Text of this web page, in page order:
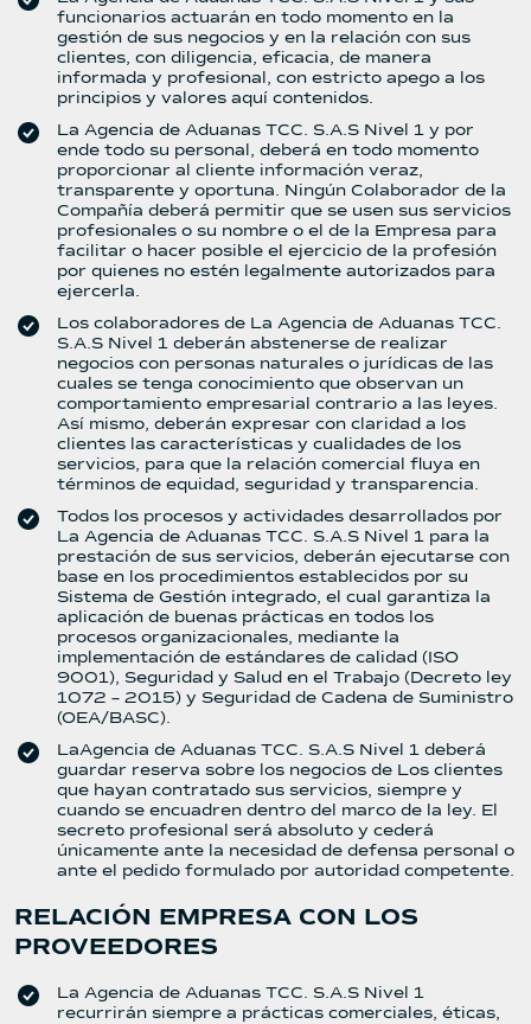
funcionarios actuarán en todo momento en la
gestión de sus negocios y en la relación con sus
clientes, con diligencia, eficacia, de manera
informada y profesional, con estricto apego a los
principios y valores aquí contenidos.
La Agencia de Aduanas TCC. S.A.S Nivel 1 y por
ende todo su personal, deberá en todo momento
proporcionar al cliente información veraz,
transparente y oportuna. Ningún Colaborador de la
Compañía deberá permitir que se usen sus servicios
profesionales o su nombre o el de la Empresa para
facilitar o hacer posible el ejercicio de la profesión
por quienes no estén legalmente autorizados para
ejercerla.
Los colaboradores de La Agencia de Aduanas TCC.
S.A.S Nivel 1 deberán abstenerse de realizar
negocios con personas naturales o jurídicas de las
cuales se tenga conocimiento que observan un
comportamiento empresarial contrario a las leyes.
Así mismo, deberán expresar con claridad a los
clientes las características y cualidades de los
servicios, para que la relación comercial fluya en
términos de equidad, seguridad y transparencia.
Todos los procesos y actividades desarrollados por
La Agencia de Aduanas TCC. S.A.S Nivel 1 para la
prestación de sus servicios, deberán ejecutarse con
base en los procedimientos establecidos por su
Sistema de Gestión integrado, el cual garantiza la
aplicación de buenas prácticas en todos los
procesos organizacionales, mediante la
implementación de estándares de calidad (ISO
9001), Seguridad y Salud en el Trabajo (Decreto ley
1072 – 2015) y Seguridad de Cadena de Suministro
(OEA/BASC).
LaAgencia de Aduanas TCC. S.A.S Nivel 1 deberá
guardar reserva sobre los negocios de Los clientes
que hayan contratado sus servicios, siempre y
cuando se encuadren dentro del marco de la ley. El
secreto profesional será absoluto y cederá
únicamente ante la necesidad de defensa personal o
ante el pedido formulado por autoridad competente.
RELACIÓN EMPRESA CON LOS
PROVEEDORES
La Agencia de Aduanas TCC. S.A.S Nivel 1
recurrirán siempre a prácticas comerciales, éticas,